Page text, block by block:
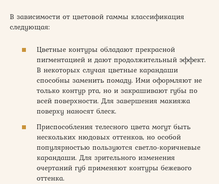
В зависимости от цветовой гаммы классификация
следующая:
Цветные контуры обладают прекрасной
пигментацией и дают продолжительный эффект.
В некоторых случая цветные карандаши
способны заменить помаду. Ими оформляют не
только контур рта, но и закрашивают губы по
всей поверхности. Для завершения макияжа
поверху наносят блеск.
Приспособления телесного цвета могут быть
нескольких нюдовых оттенков, но особой
популярностью пользуются светло-коричневые
карандаши. Для зрительного изменения
очертаний губ применяют контуры бежевого
оттенка.